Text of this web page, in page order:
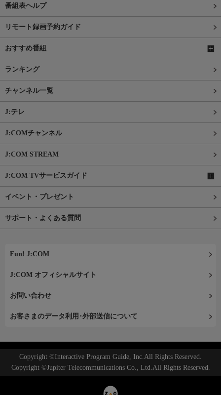
番組表ヘルプ
リモート録画予約ガイド
おすすめ番組
ランキング
チャンネル一覧
J:テレ
J:COMチャンネル
J:COM STREAM
J:COM TVサービスガイド
イベント・プレゼント
サポート・よくある質問
Fun! J:COM
J:COM オフィシャルサイト
お問い合わせ
お客さまのデータ利用･外部送信について
Copyright ©Interactive Program Guide, Inc.All Rights Reserved.
Copyright ©Jupiter Telecommunications Co., Ltd.All Rights Reserved.